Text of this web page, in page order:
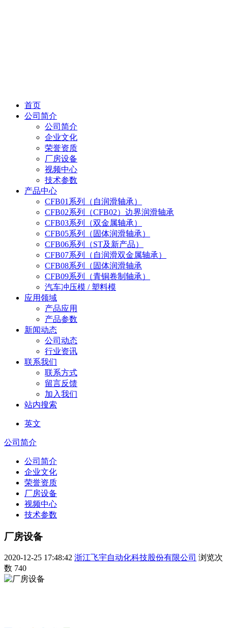
首页
公司简介
公司简介
企业文化
荣誉资质
厂房设备
视频中心
技术参数
产品中心
CFB01系列（自润滑轴承）
CFB02系列（CFB02）边界润滑轴承
CFB03系列（双金属轴承）
CFB05系列（固体润滑轴承）
CFB06系列（ST及新产品）
CFB07系列（自润滑双金属轴承）
CFB08系列（固体润滑轴承
CFB09系列（青铜卷制轴承）
汽车冲压模 / 塑料模
应用领域
产品应用
产品参数
新闻动态
公司动态
行业资讯
联系我们
联系方式
留言反馈
加入我们
站内搜索
英文
公司简介
公司简介
企业文化
荣誉资质
厂房设备
视频中心
技术参数
厂房设备
2020-12-25 17:48:42 浙江飞宇自动化科技股份有限公司 浏览次
数 740